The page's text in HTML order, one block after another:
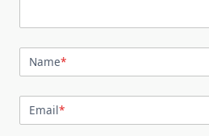
Name*
Email*